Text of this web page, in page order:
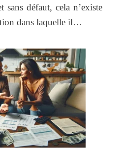
sans défaut, cela n’existe
dans laquelle il…